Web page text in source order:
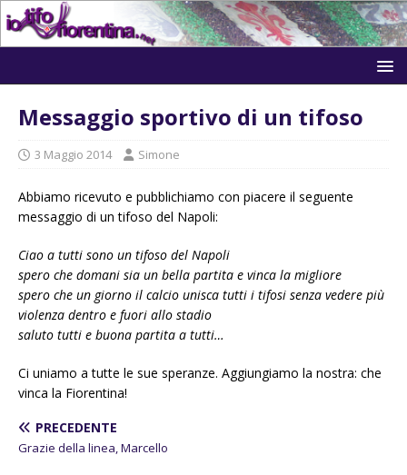
Messaggio sportivo di un tifoso
3 Maggio 2014 Simone
Abbiamo ricevuto e pubblichiamo con piacere il seguente
messaggio di un tifoso del Napoli:
Ciao a tutti sono un tifoso del Napoli
spero che domani sia un bella partita e vinca la migliore
spero che un giorno il calcio unisca tutti i tifosi senza vedere più
violenza dentro e fuori allo stadio
saluto tutti e buona partita a tutti…
Ci uniamo a tutte le sue speranze. Aggiungiamo la nostra: che
vinca la Fiorentina!
PRECEDENTE
Grazie della linea, Marcello